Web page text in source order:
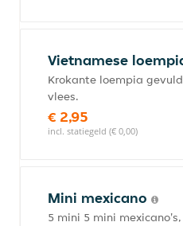
Vietnamese
Krokante loempia
vlees.
€ 2,95
incl. statiegeld (€ 0,00)
Mini mexicano
5 mini 5 mini